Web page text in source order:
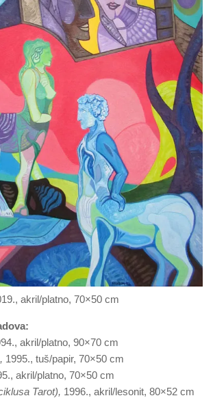
akril/platno, 70×50 cm
akril/platno, 90×70 cm
1995., tuš/papir, 70×50 cm
akril/platno, 70×50 cm
Tarot), 1996., akril/lesonit, 80×52 cm